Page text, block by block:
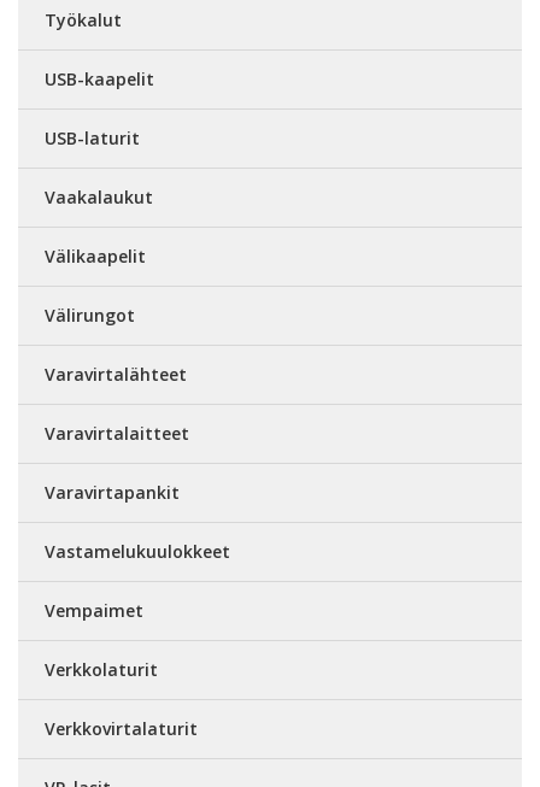
Työkalut
USB-kaapelit
USB-laturit
Vaakalaukut
Välikaapelit
Välirungot
Varavirtalähteet
Varavirtalaitteet
Varavirtapankit
Vastamelukuulokkeet
Vempaimet
Verkkolaturit
Verkkovirtalaturit